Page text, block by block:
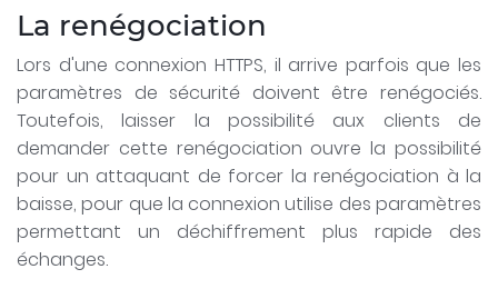
La renégociation
Lors d'une connexion HTTPS, il arrive parfois que les
paramètres de sécurité doivent être renégociés.
Toutefois, laisser la possibilité aux clients de
demander cette renégociation ouvre la possibilité
pour un attaquant de forcer la renégociation à la
baisse, pour que la connexion utilise des paramètres
permettant un déchiffrement plus rapide des
échanges.